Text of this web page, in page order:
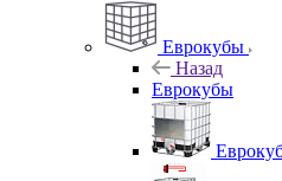
Еврокубы
Назад
Еврокубы